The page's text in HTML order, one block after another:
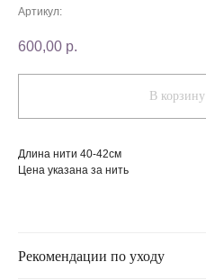
Артикул:
600,00 р.
В корзину
Длина нити 40-42см
Цена указана за нить
Рекомендации по уходу